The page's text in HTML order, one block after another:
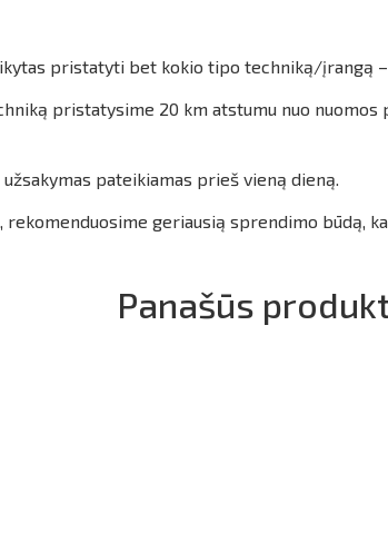
pristatyti bet kokio tipo techniką/įrangą
pristatysime 20 km atstumu nuo
pateikiamas prieš vieną dieną.
geriausią sprendimo būdą,
Panašūs